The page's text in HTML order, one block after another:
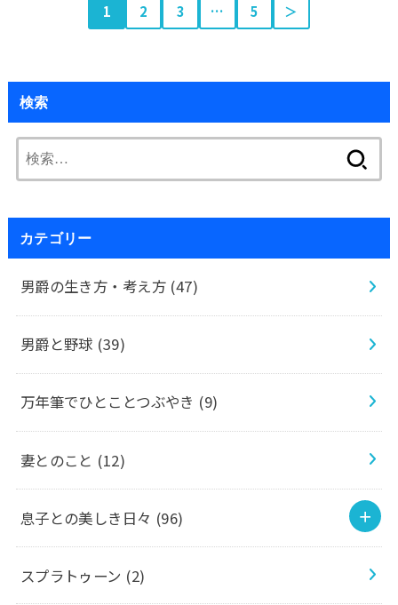
1 2 3 … 5 ＞
検索
索:
カテゴリー
男爵の生き方・考え方 (47)
男爵と野球 (39)
万年筆でひとことつぶやき (9)
妻とのこと (12)
息子との美しき日々 (96)
スプラトゥーン (2)